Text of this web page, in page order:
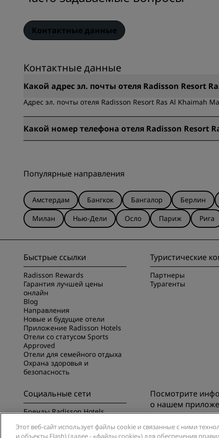
Контактные данные
Контактные данные
Какой адрес эл. почты отеля Radisson Resort
Адрес эл. почты отеля Radisson Resort Ras Al Khaimah
Какой номер телефона отеля Radisson Resort
Популярные направления
Амстердам Бангкок Бангалор Берлин
Милан
Нью-Дели Осло Париж Рига
Быстрые ссылки
Radisson Rewards
Гарантия лучшей цены
онлайн
Blog
Направления
Новые и будущие отели
Приложение Radisson Hotels
Отели со статусом Sports
Approved
Отели для семейного отдыха
Охрана здоровья и
безопасность
Туристические
Партнеры
Турагенты
Социальные сети
Бренды Radisson Hotels
Посмотрите
о нашем
Radisson Hotels
Этот веб-сайт использует файлы cookie и связанные с ними
и объекты Flash) (далее - «файлы cookie») для обеспечения